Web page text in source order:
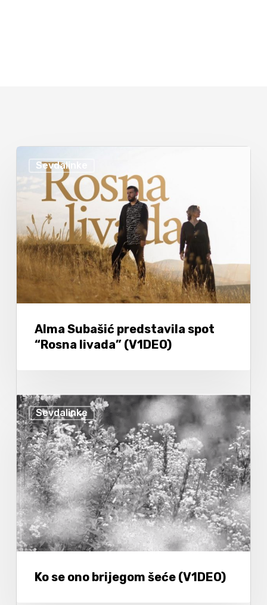
Sevdalinke
Alma Subašić predstavila spot
“Rosna livada” (V1DEO)
Sevdalinke
Ko se ono brijegom šeće (V1DEO)